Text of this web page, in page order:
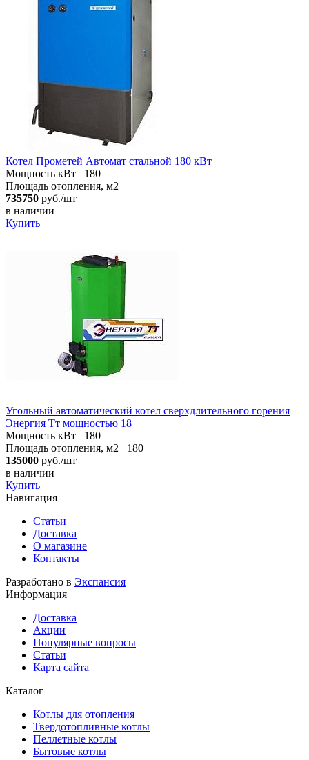
Котел Прометей Автомат стальной 180 кВт
Мощность кВт
180
Площадь отопления, м2
735750 руб./шт
в наличии
Купить
Угольный автоматический котел сверхдлительного горения
Энергия Тт мощностью 18
Мощность кВт
180
Площадь отопления, м2
180
135000 руб./шт
в наличии
Купить
Навигация
Статьи
Доставка
О магазине
Контакты
Разработано в Экспансия
Информация
Доставка
Акции
Популярные вопросы
Статьи
Карта сайта
Каталог
Котлы для отопления
Твердотопливные котлы
Пеллетные котлы
Бытовые котлы